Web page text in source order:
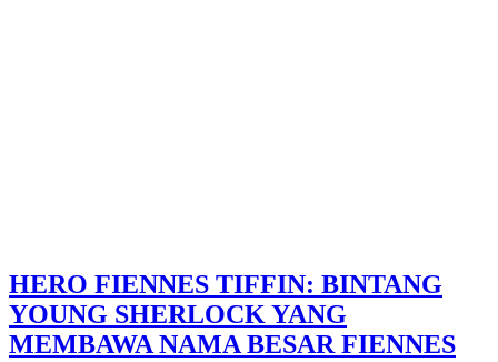
HERO FIENNES TIFFIN: BINTANG
YOUNG SHERLOCK YANG
MEMBAWA NAMA BESAR FIENNES